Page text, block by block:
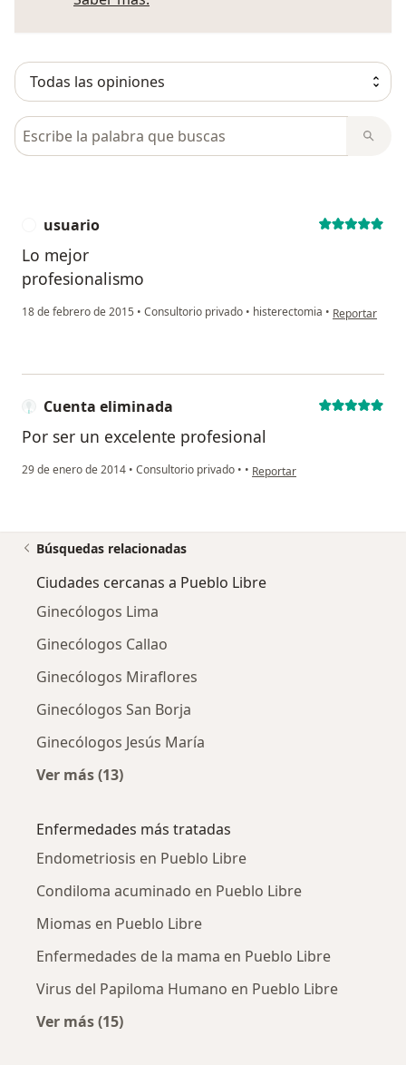
Busca en opiniones
usuario
Lo mejor
profesionalismo
18 de febrero de 2015 • Consultorio privado • histerectomia • en opinión
Reportar
Cuenta eliminada
Por ser un excelente profesional
29 de enero de 2014 • Consultorio privado • • en opinión del usuario
Reportar
Búsquedas relacionadas
Ciudades cercanas a Pueblo Libre
Ginecólogos Lima
Ginecólogos Callao
Ginecólogos Miraflores
Ginecólogos San Borja
Ginecólogos Jesús María
Ver más (13)
Enfermedades más tratadas
Endometriosis en Pueblo Libre
Condiloma acuminado en Pueblo Libre
Miomas en Pueblo Libre
Enfermedades de la mama en Pueblo Libre
Virus del Papiloma Humano en Pueblo Libre
Ver más (15)